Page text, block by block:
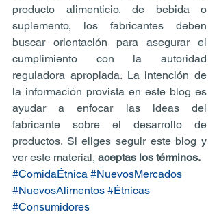
producto alimenticio, de bebida o
suplemento, los fabricantes deben
buscar orientación para asegurar el
cumplimiento con la autoridad
reguladora apropiada. La intención de
la información provista en este blog es
ayudar a enfocar las ideas del
fabricante sobre el desarrollo de
productos. Si eliges seguir este blog y
ver este material, aceptas los términos.
#ComidaÉtnica #NuevosMercados
#NuevosAlimentos #Étnicas
#Consumidores